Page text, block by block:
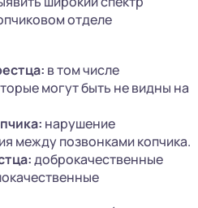
отделе
в том числе
могут быть не видны на
нарушение
между позвонками копчика.
доброкачественные